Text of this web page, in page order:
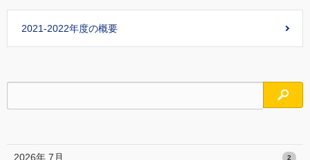
2021-2022年度の概要
検索
2026年 7月 2